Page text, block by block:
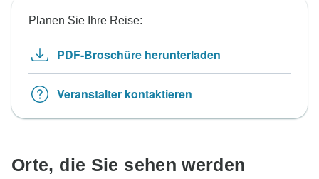
Planen Sie Ihre Reise:
PDF-Broschüre herunterladen
Veranstalter kontaktieren
Orte, die Sie sehen werden